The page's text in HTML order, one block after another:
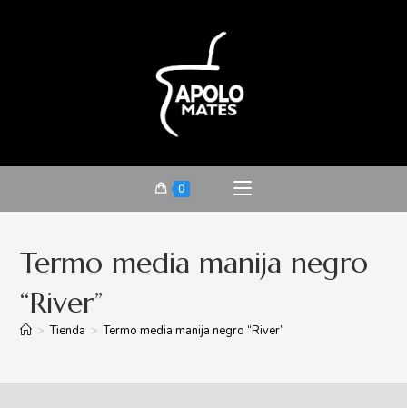
0
Termo media manija negro
“River”
> Tienda > Termo media manija negro “River”